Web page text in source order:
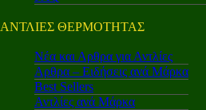
ΑΝΤΛΙΕΣ ΘΕΡΜΟΤΗΤΑΣ
Nέα και Αρθρα για Αντλίες
Αρθρα – Ειδήσεις ανά Μάρκα
Best Sellers
Αντλίες ανά Μάρκα